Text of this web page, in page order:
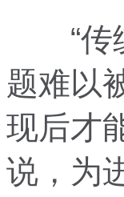
“传统
题难以
现后才
说，为